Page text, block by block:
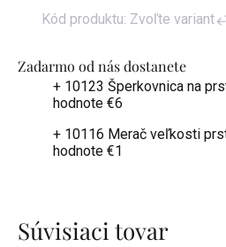
Zadarmo od nás dostanete
+ 10123 Šperkovnica na
hodnote €6
+ 10116 Merač veľkosti
hodnote €1
Kód produktu: Zvoľte variant
Súvisiaci tovar